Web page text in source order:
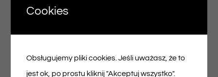
100,00zł
Cookies
Obsługujemy pliki cookies. Jeśli uważasz, że to
jest ok, po prostu kliknij "Akceptuj wszystko".